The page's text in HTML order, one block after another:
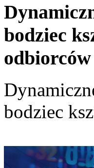
bodziec
odbiorców
bodziec